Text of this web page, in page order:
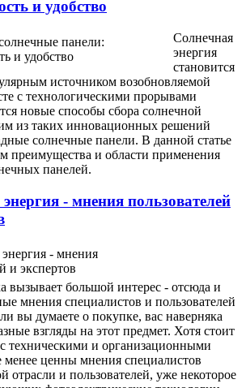
и удобство
Солнечная
энергия
становится
источником возобновляемой
с технологическими прорывами
новые способы сбора солнечной
из таких инновационных решений
солнечные панели. В данной статье
преимущества и области применения
панелей.
- мнения пользователей
вызывает большой интерес - отсюда и
мнения специалистов и пользователей
вы думаете о покупке, вас наверняка
взгляды на этот предмет. Хотя стоит
с техническими и организационными
менее ценны мнения специалистов
отрасли и пользователей, уже некоторое